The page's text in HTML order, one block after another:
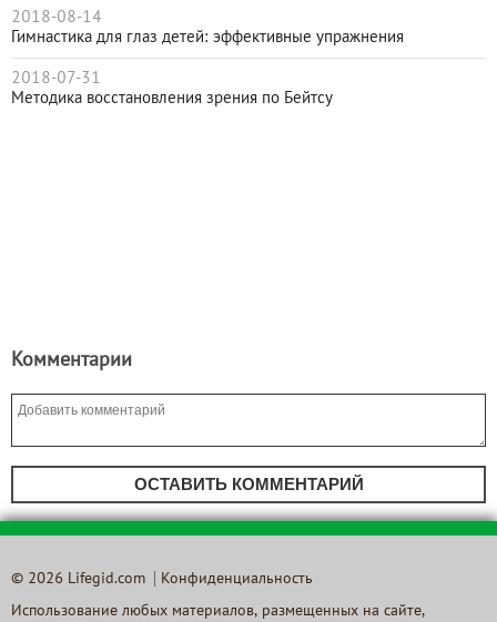
2018-08-14
Гимнастика для глаз детей: эффективные упражнения
2018-07-31
Методика восстановления зрения по Бейтсу
Комментарии
ОСТАВИТЬ КОММЕНТАРИЙ
© 2026 Lifegid.com Конфиденциальность
Использование любых материалов, размещенных на сайте,